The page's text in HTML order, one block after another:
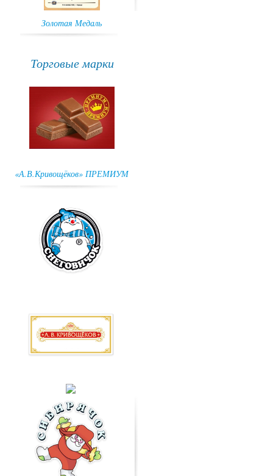
Золотая Медаль
Торговые марки
«А.В.Кривощёков» ПРЕМИУМ